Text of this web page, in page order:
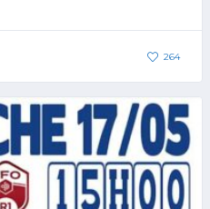
264